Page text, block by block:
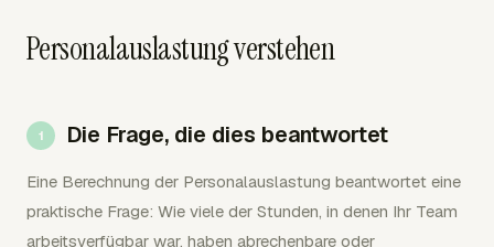
Personalauslastung verstehen
Die Frage, die dies beantwortet
Eine Berechnung der Personalauslastung beantwortet eine
praktische Frage: Wie viele der Stunden, in denen Ihr Team
arbeitsverfügbar war, haben abrechenbare oder